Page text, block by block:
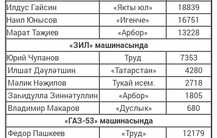
Илдус Гайсин
«Якты юл»
18839
Наил Юнысов
«Игенче»
16751
Марат Таҗиев
«Арбор»
13228
«ЗИЛ» машинасында
Юрий Чупанов
Труд
7353
Илшат Дәүләтшин
«Татарстан»
4280
Мәлик Нәҗипов
Тукай исем.
2718
Заһидулла Зиннәтуллин
«Арбор»
1805
Владимир Макаров
«Дуслык»
680
«ГАЗ-53» машинасында
Федор Пашкеев
«Труд»
12179